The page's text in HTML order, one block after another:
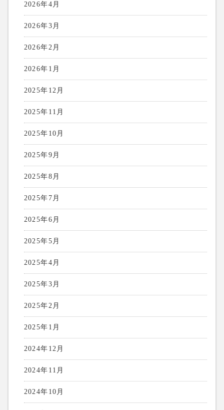
2026年4月
2026年3月
2026年2月
2026年1月
2025年12月
2025年11月
2025年10月
2025年9月
2025年8月
2025年7月
2025年6月
2025年5月
2025年4月
2025年3月
2025年2月
2025年1月
2024年12月
2024年11月
2024年10月